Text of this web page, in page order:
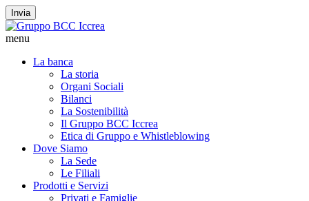
Invia
menu
La banca
La storia
Organi Sociali
Bilanci
La Sostenibilità
Il Gruppo BCC Iccrea
Etica di Gruppo e Whistleblowing
Dove Siamo
La Sede
Le Filiali
Prodotti e Servizi
Privati e Famiglie